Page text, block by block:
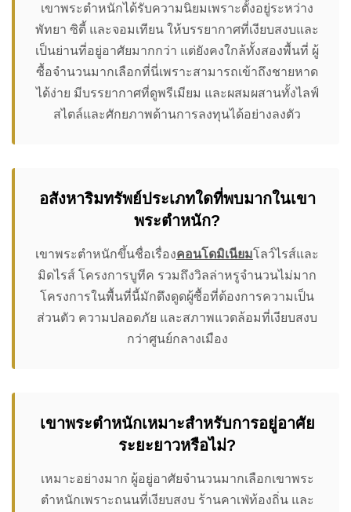
เขาพระตำหนักได้รับความนิยมเพราะตั้งอยู่ระหว่าง
พัทยา ซิตี้ และจอมเทียน ให้บรรยากาศที่เงียบสงบและ
เป็นย่านที่อยู่อาศัยมากกว่า แต่ยังคงใกล้ทั้งสองพื้นที่ ผู้
ซื้อจำนวนมากเลือกที่นี่เพราะสามารถเข้าถึงชายหาด
ได้ง่าย มีบรรยากาศที่ดูพรีเมียม และผสมผสานทั้งไลฟ์
สไตล์และศักยภาพด้านการลงทุนได้อย่างลงตัว
อสังหาริมทรัพย์ประเภทใดที่พบมากในเขา
พระตำหนัก?
เขาพระตำหนักขึ้นชื่อเรื่องคอนโดมิเนียมโลว์ไรส์และ
มิดไรส์ โครงการบูทีค รวมถึงวิลล่าหรูจำนวนไม่มาก
โครงการในพื้นที่นี้มักดึงดูดผู้ซื้อที่ต้องการความเป็น
ส่วนตัว ความปลอดภัย และสภาพแวดล้อมที่เงียบสงบ
กว่าศูนย์กลางเมือง
เขาพระตำหนักเหมาะสำหรับการอยู่อาศัย
ระยะยาวหรือไม่?
เหมาะอย่างมาก ผู้อยู่อาศัยจำนวนมากเลือกเขาพระ
ตำหนักเพราะถนนที่เงียบสงบ ร้านคาเฟ่ท้องถิ่น และ